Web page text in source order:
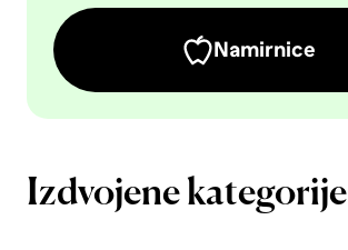
Namirnice
Izdvojene kategorije